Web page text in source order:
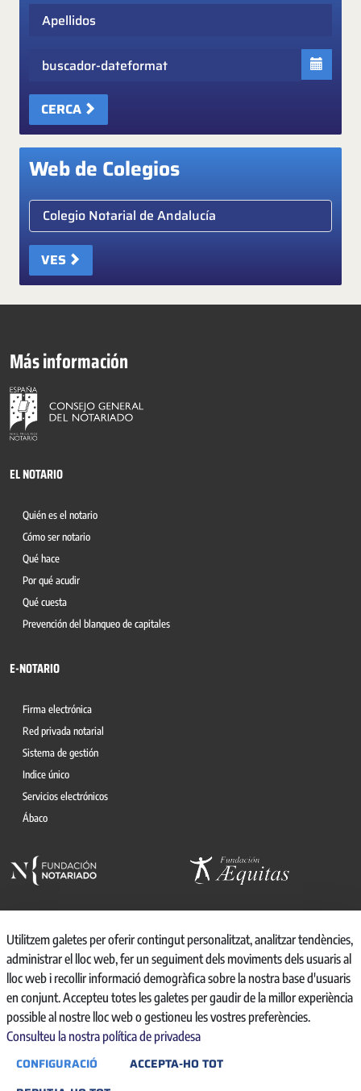
CERCA
Web de Colegios
Elige colegio notarial
VES
Más información
EL NOTARIO
Quién es el notario
Cómo ser notario
Qué hace
Por qué acudir
Qué cuesta
Prevención del blanqueo de capitales
E-NOTARIO
Firma electrónica
Red privada notarial
Sistema de gestión
Indice único
Servicios electrónicos
Ábaco
© 2026, CONSEJO GENERAL DEL NOTARIO
CANAL INTERNO DE INFORMACIÓN
REGISTRO DE ACTIVIDADES DE TRATAMIENTO
AVISO LEGAL
POLÍTICA DE COOKIES
Utilitzem galetes per oferir contingut personalitzat, analitzar tendències,
administrar el lloc web, fer un seguiment dels moviments dels usuaris al
lloc web i recollir informació demogràfica sobre la nostra base d'usuaris
en conjunt. Accepteu totes les galetes per gaudir de la millor experiència
possible al nostre lloc web o gestioneu les vostres preferències.
Consulteu la nostra política de privadesa
CONFIGURACIÓ
ACCEPTA-HO TOT